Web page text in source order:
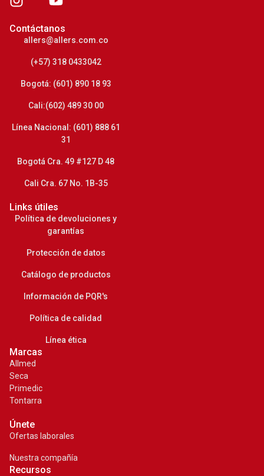
Contáctanos
allers@allers.com.co
(+57) 318 0433042
Bogotá: (601) 890 18 93
Cali:(602) 489 30 00
Línea Nacional: (601) 888 61
31
Bogotá Cra. 49 #127 D 48
Cali Cra. 67 No. 1B-35
Links útiles
Política de devoluciones y
garantías
Protección de datos
Catálogo de productos
Información de PQR's
Política de calidad
Línea ética
Marcas
Allmed
Seca
Primedic
Tontarra
Únete
Ofertas laborales
Nuestra compañía
Recursos